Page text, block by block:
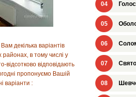
декілька варіантів
в тому числі у
відсотково відповідають
пропонуємо Вашій
варіанти :
04
05
06
07
08